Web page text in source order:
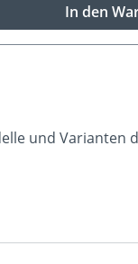
In den
und Varianten